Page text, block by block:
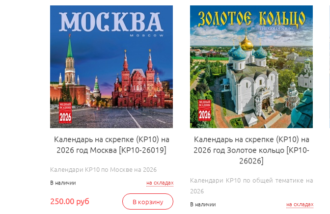
Календарь на скрепке (КР10) на
2026 год Москва [КР10-26019]
Календари КР10 по Москве на 2026
на складах
В наличии
В корзину
250.00 руб
Календарь на скрепке (КР10) на
2026 год Золотое кольцо [КР10-
26026]
Календари КР10 по общей тематике на
2026
на складах
В наличии